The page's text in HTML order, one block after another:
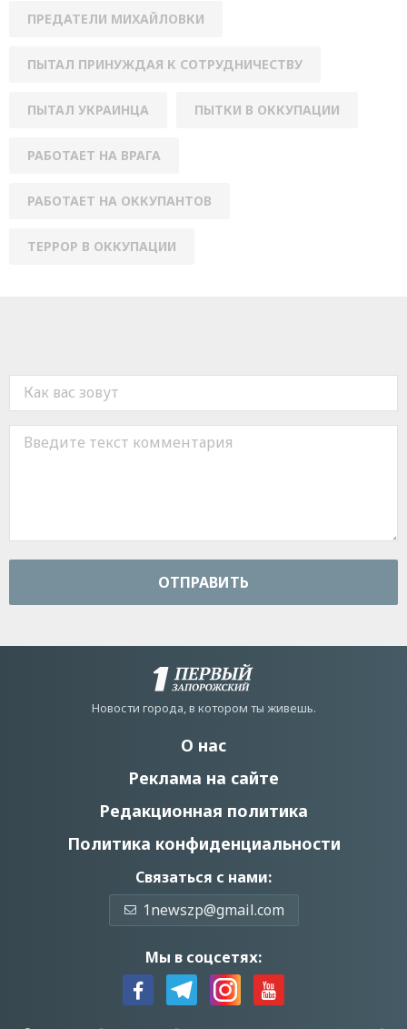
ПРЕДАТЕЛИ МИХАЙЛОВКИ
ПЫТАЛ ПРИНУЖДАЯ К СОТРУДНИЧЕСТВУ
ПЫТАЛ УКРАИНЦА ПЫТКИ В ОККУПАЦИИ
РАБОТАЕТ НА ВРАГА
РАБОТАЕТ НА ОККУПАНТОВ
ТЕРРОР В ОККУПАЦИИ
ОТПРАВИТЬ
Новости города, в котором ты живешь.
О нас
Реклама на сайте
Редакционная политика
Политика конфиденциальности
Связаться с нами:
1newszp@gmail.com
Мы в соцсетях: